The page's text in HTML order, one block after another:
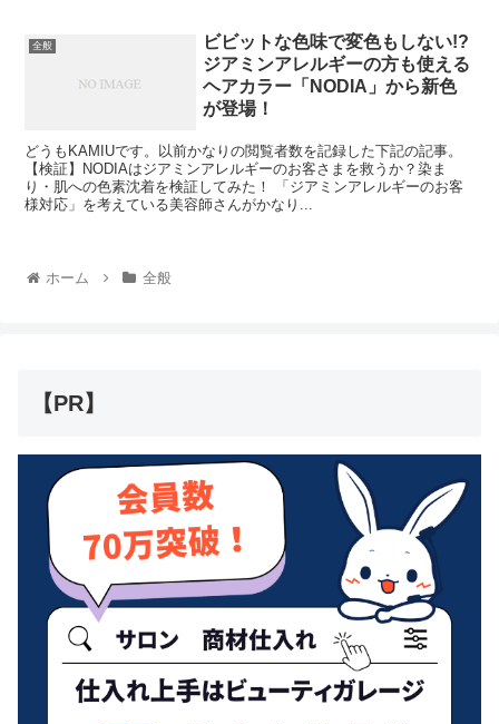
全般
ビビットな色味で変色もしない!?
ジアミンアレルギーの方も使える
ヘアカラー「NODIA」から新色
が登場！
どうもKAMIUです。以前かなりの閲覧者数を記録した下記の記事。
【検証】NODIAはジアミンアレルギーのお客さまを救うか？染ま
り・肌への色素沈着を検証してみた！ 「ジアミンアレルギーのお客
様対応」を考えている美容師さんがかなり...
ホーム 全般
【PR】